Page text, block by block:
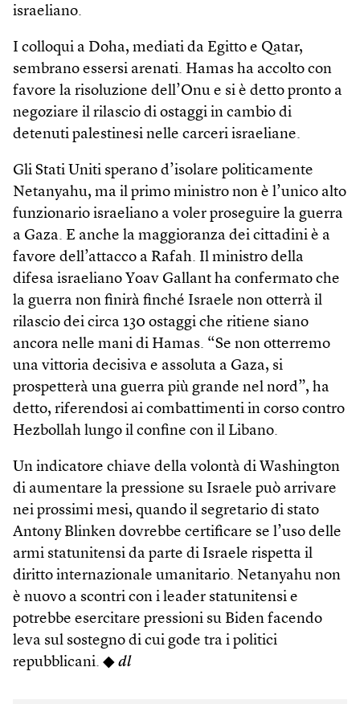
israeliano.
I colloqui a Doha, mediati da Egitto e Qatar,
sembrano essersi arenati. Hamas ha accolto con
favore la risoluzione dell’Onu e si è detto pronto a
negoziare il rilascio di ostaggi in cambio di
detenuti palestinesi nelle carceri israeliane.
Gli Stati Uniti sperano d’isolare politicamente
Netanyahu, ma il primo ministro non è l’unico alto
funzionario israeliano a voler proseguire la guerra
a Gaza. E anche la maggioranza dei cittadini è a
favore dell’attacco a Rafah. Il ministro della
difesa israeliano Yoav Gallant ha confermato che
la guerra non finirà finché Israele non otterrà il
rilascio dei circa 130 ostaggi che ritiene siano
ancora nelle mani di Hamas. “Se non otterremo
una vittoria decisiva e assoluta a Gaza, si
prospetterà una guerra più grande nel nord”, ha
detto, riferendosi ai combattimenti in corso contro
Hezbollah lungo il confine con il Libano.
Un indicatore chiave della volontà di Washington
di aumentare la pressione su Israele può arrivare
nei prossimi mesi, quando il segretario di stato
Antony Blinken dovrebbe certificare se l’uso delle
armi statunitensi da parte di Israele rispetta il
diritto internazionale umanitario. Netanyahu non
è nuovo a scontri con i leader statunitensi e
potrebbe esercitare pressioni su Biden facendo
leva sul sostegno di cui gode tra i politici
repubblicani. ◆ dl